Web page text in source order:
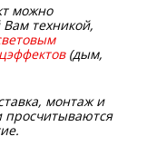
можно
техникой,
(дым,
монтаж и
просчитываются